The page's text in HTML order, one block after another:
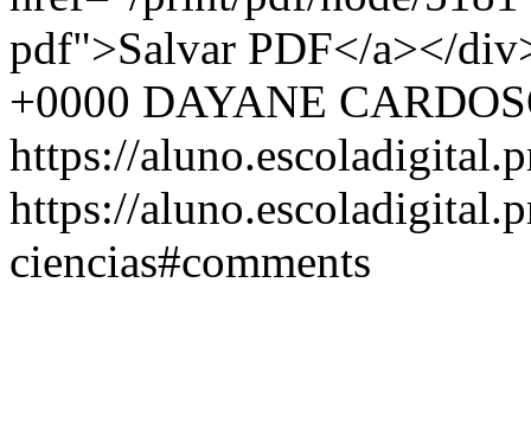
+0000 DAYANE
https://
https://
ciencias#comments